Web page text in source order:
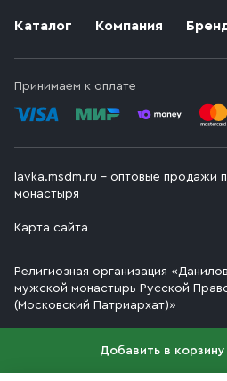
Добавить в корзину
Каталог Компания
Принимаем к оплате
lavka.msdm.ru – оптовые продажи
монастыря
Карта сайта
Религиозная организация
мужской монастырь Русской
(Московский Патриархат)»